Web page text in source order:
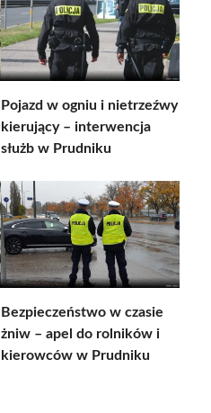
Pojazd w ogniu i nietrzeźwy
kierujący – interwencja
służb w Prudniku
Bezpieczeństwo w czasie
żniw – apel do rolników i
kierowców w Prudniku